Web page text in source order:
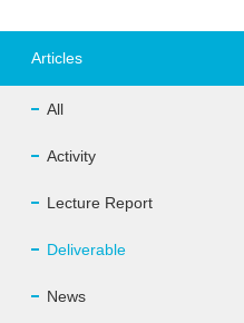
Articles
All
Activity
Lecture Report
Deliverable
News